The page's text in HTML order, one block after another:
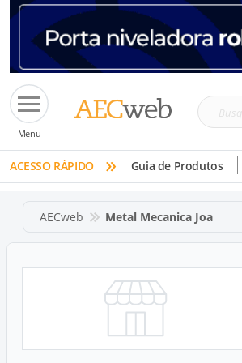
Menu
Busque
tinta,
etc
ACESSO RÁPIDO » Guia de Produtos
AECweb Metal Mecanica Joa